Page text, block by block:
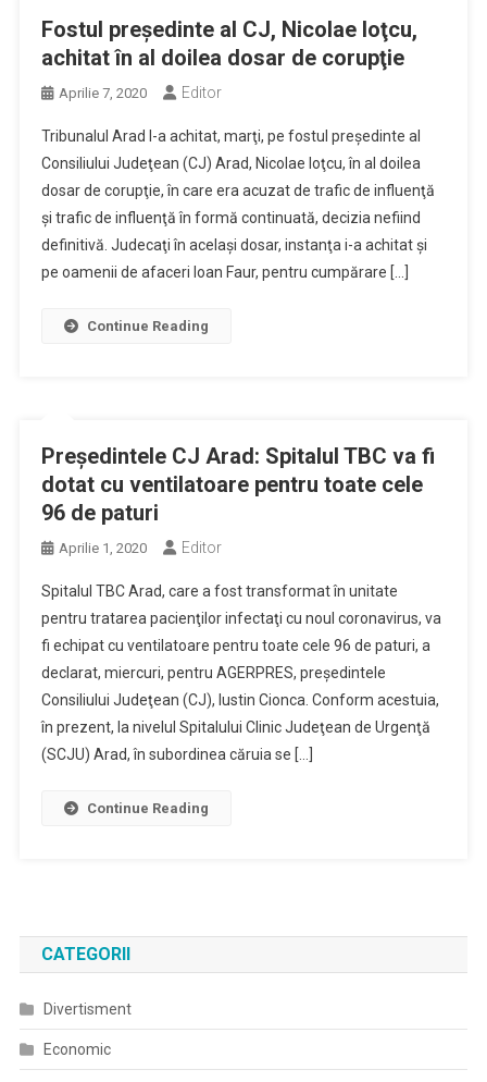
Fostul preşedinte al CJ, Nicolae Ioţcu,
achitat în al doilea dosar de corupţie
Aprilie 7, 2020 Editor
Tribunalul Arad l-a achitat, marţi, pe fostul preşedinte al
Consiliului Judeţean (CJ) Arad, Nicolae Ioţcu, în al doilea
dosar de corupţie, în care era acuzat de trafic de influenţă
şi trafic de influenţă în formă continuată, decizia nefiind
definitivă. Judecaţi în acelaşi dosar, instanţa i-a achitat şi
pe oamenii de afaceri Ioan Faur, pentru cumpărare […]
Continue Reading
Preşedintele CJ Arad: Spitalul TBC va fi
dotat cu ventilatoare pentru toate cele
96 de paturi
Aprilie 1, 2020 Editor
Spitalul TBC Arad, care a fost transformat în unitate
pentru tratarea pacienţilor infectaţi cu noul coronavirus, va
fi echipat cu ventilatoare pentru toate cele 96 de paturi, a
declarat, miercuri, pentru AGERPRES, preşedintele
Consiliului Judeţean (CJ), Iustin Cionca. Conform acestuia,
în prezent, la nivelul Spitalului Clinic Judeţean de Urgenţă
(SCJU) Arad, în subordinea căruia se […]
Continue Reading
CATEGORII
Divertisment
Economic